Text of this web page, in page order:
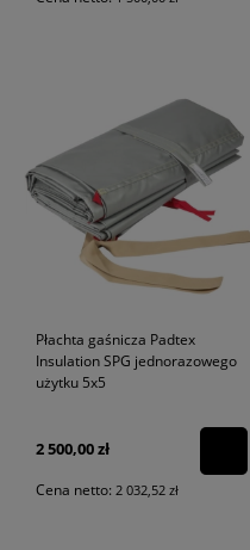
Płachta gaśnicza Padtex
Insulation SPG jednorazowego
użytku 5x5
2 500,00 zł
Cena netto: 2 032,52 zł